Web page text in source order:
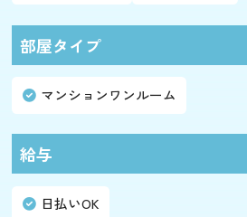
部屋タイプ
マンションワンルーム
給与
日払いOK